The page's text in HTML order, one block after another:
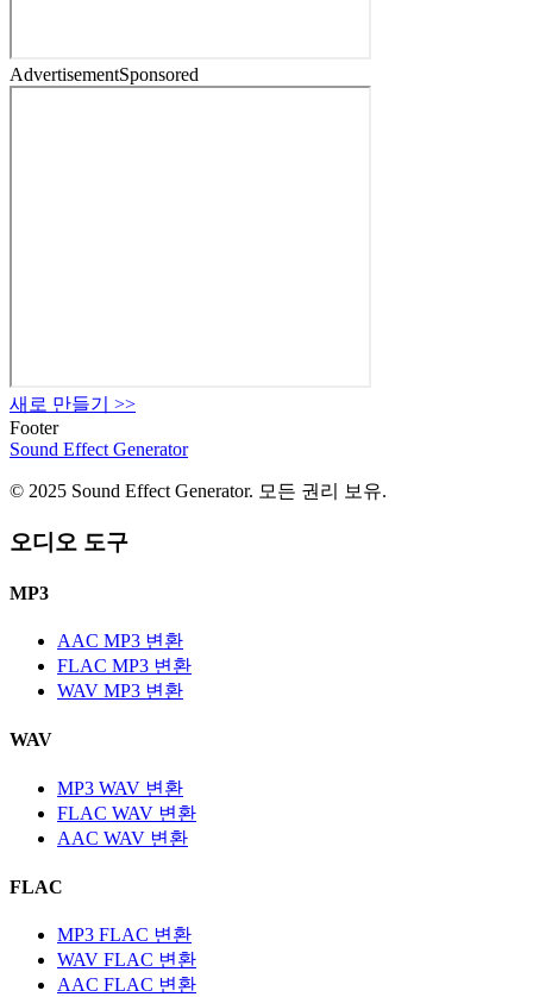
AdvertisementSponsored
새로 만들기
>>
Footer
Sound Effect Generator
© 2025 Sound Effect Generator. 모든 권리 보유.
오디오 도구
MP3
AAC MP3 변환
FLAC MP3 변환
WAV MP3 변환
WAV
MP3 WAV 변환
FLAC WAV 변환
AAC WAV 변환
FLAC
MP3 FLAC 변환
WAV FLAC 변환
AAC FLAC 변환